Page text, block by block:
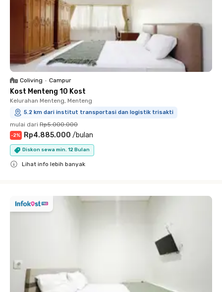
Coliving • Campur
Kost Menteng 10 Kost
Kelurahan Menteng, Menteng
5.2 km dari institut transportasi dan logistik trisakti
mulai dari Rp5.000.000
-2% Rp4.885.000 /bulan
Diskon sewa min. 12 Bulan
Lihat info lebih banyak